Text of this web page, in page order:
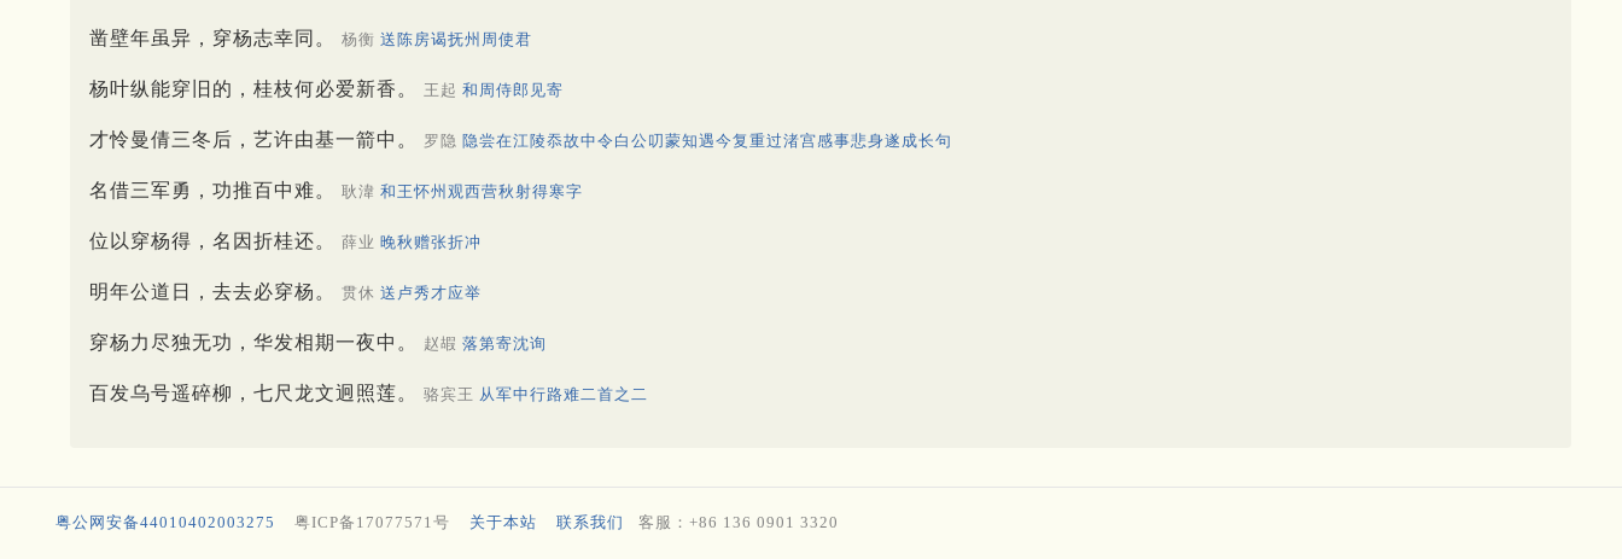
凿壁年虽异，穿杨志幸同。 杨衡 送陈房谒抚州周使君
杨叶纵能穿旧的，桂枝何必爱新香。 王起 和周侍郎见寄
才怜曼倩三冬后，艺许由基一箭中。 罗隐 隐尝在江陵忝故中令白公叨蒙知遇今复重过渚宫感事悲身遂成长句
名借三军勇，功推百中难。 耿湋 和王怀州观西营秋射得寒字
位以穿杨得，名因折桂还。 薛业 晚秋赠张折冲
明年公道日，去去必穿杨。 贯休 送卢秀才应举
穿杨力尽独无功，华发相期一夜中。 赵嘏 落第寄沈询
百发乌号遥碎柳，七尺龙文迥照莲。 骆宾王 从军中行路难二首之二
粤公网安备44010402003275 粤ICP备17077571号 关于本站 联系我们 客服：+86 136 0901 3320